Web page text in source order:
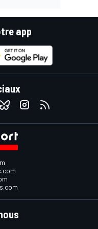
app